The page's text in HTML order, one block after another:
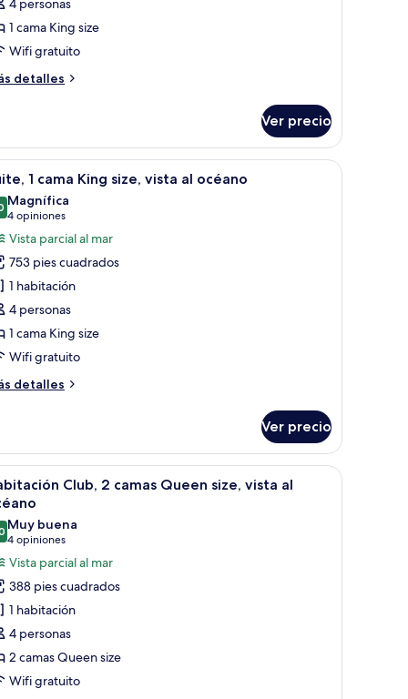
4 personas
1 cama King size
Wifi gratuito
detalles
Ver precio
sillón, mesa y un ventanal con vistas al mar.Habitación de hotel con una cama grande,
6 1 cama King size, vista al océano
de 10
Magnífica
4 opiniones
(4
opiniones)
Vista parcial al mar
753 pies cuadrados
1 habitación
4 personas
1 cama King size
Wifi gratuito
detalles
Ver precio
cama, escritorio y vista al océano.Habitación de hotel con dos camas, un
8
Club, 2 camas Queen size, vista al
de 10
Muy buena
4 opiniones
(4
opiniones)
Vista parcial al mar
388 pies cuadrados
1 habitación
4 personas
2 camas Queen size
Wifi gratuito